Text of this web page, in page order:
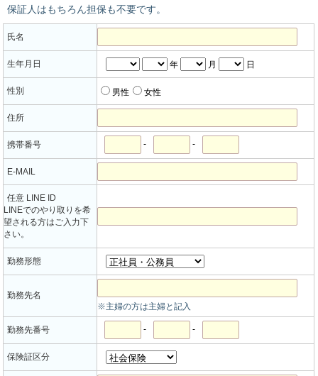
保証人はもちろん担保も不要です。
氏名
生年月日 年 月 日
性別 男性 女性
住所
携帯番号 - -
E-MAIL
任意 LINE ID
LINEでのやり取りを希
望される方はご入力下
さい。
勤務形態
勤務先名
※主婦の方は主婦と記入
勤務先番号 - -
保険証区分